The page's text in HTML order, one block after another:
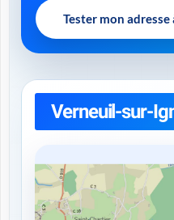
Tester mon
Verneuil-sur-